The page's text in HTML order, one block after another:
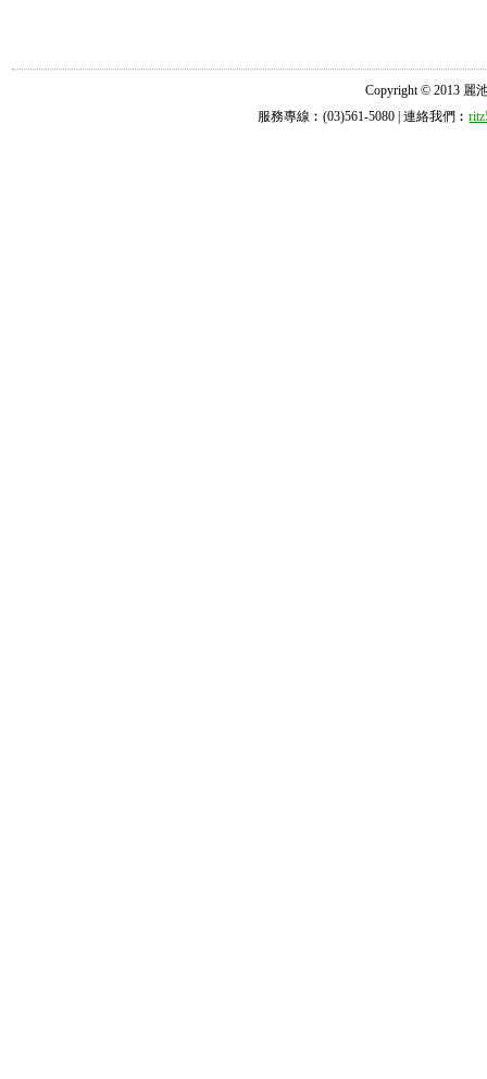
Copyright © 2013 麗
服務專線︰(03)561-5080 | 連絡我們︰